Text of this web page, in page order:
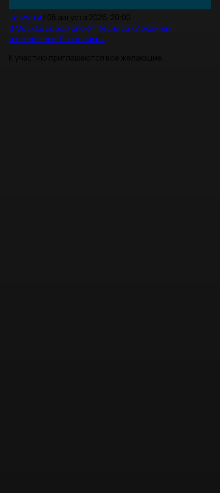
Новости / 06 августа 2026, 20:00
В Москве хором споют песни из «Аркейна»
и «Человека-бензопилы»